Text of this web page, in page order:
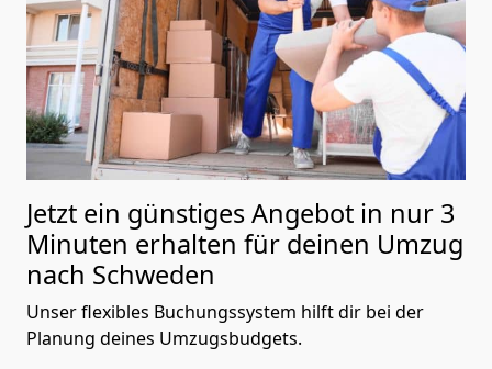
Jetzt ein günstiges Angebot in nur 3
Minuten erhalten für deinen Umzug
nach Schweden
Unser flexibles Buchungssystem hilft dir bei der
Planung deines Umzugsbudgets.